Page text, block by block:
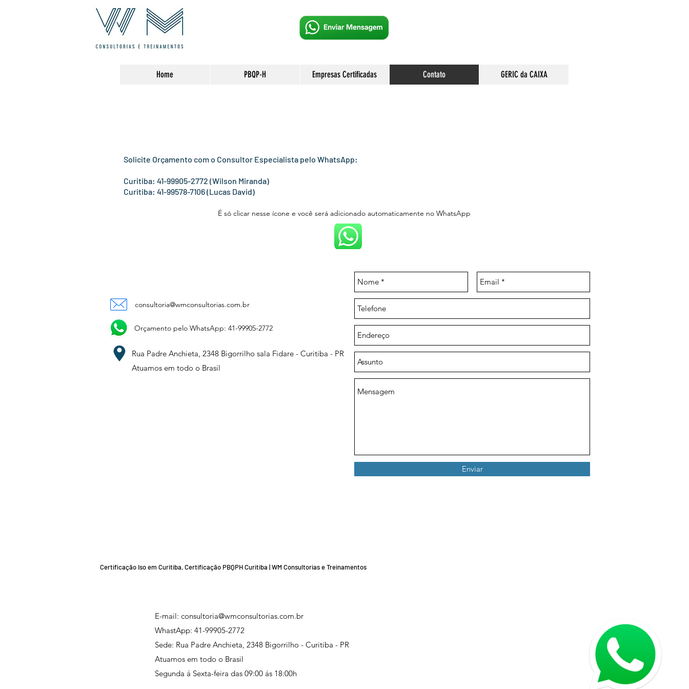
Home PBQP-H Empresas Certificadas Contato GERIC da CAIXA
Solicite Orçamento com o Consultor Especialista pelo WhatsApp:
Curitiba: 41-99905-2772 (Wilson Miranda)
Curitiba: 41-99578-7106 (Lucas David)
É só clicar nesse ícone e você será adicionado automaticamente no WhatsApp
consultoria@wmconsultorias.com.br
Orçamento pelo WhatsApp: 41-99905-2772
Rua Padre Anchieta, 2348 Bigorrilho sala Fidare - Curitiba - PR
Atuamos em todo o Brasil
Enviar
Certificação Iso em Curitiba, Certificação PBQPH Curitiba | WM Consultorias e Treinamentos
E-mail: consultoria@wmconsultorias.com.br
WhastApp: 41-99905-2772
Sede: Rua Padre Anchieta, 2348 Bigorrilho - Curitiba - PR
Atuamos em todo o Brasil
Segunda á Sexta-feira das 09:00 ás 18:00h